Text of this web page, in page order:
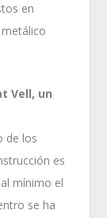
en
Vell, un
de los
es
mínimo el
se ha